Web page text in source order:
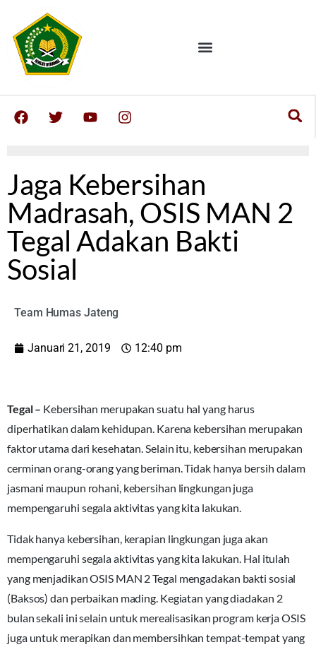
Jaga Kebersihan
Madrasah, OSIS MAN 2
Tegal Adakan Bakti
Sosial
Team Humas Jateng
Januari 21, 2019 12:40 pm
Tegal – Kebersihan merupakan suatu hal yang harus
diperhatikan dalam kehidupan. Karena kebersihan merupakan
faktor utama dari kesehatan. Selain itu, kebersihan merupakan
cerminan orang-orang yang beriman. Tidak hanya bersih dalam
jasmani maupun rohani, kebersihan lingkungan juga
mempengaruhi segala aktivitas yang kita lakukan.
Tidak hanya kebersihan, kerapian lingkungan juga akan
mempengaruhi segala aktivitas yang kita lakukan. Hal itulah
yang menjadikan OSIS MAN 2 Tegal mengadakan bakti sosial
(Baksos) dan perbaikan mading. Kegiatan yang diadakan 2
bulan sekali ini selain untuk merealisasikan program kerja OSIS
juga untuk merapikan dan membersihkan tempat-tempat yang